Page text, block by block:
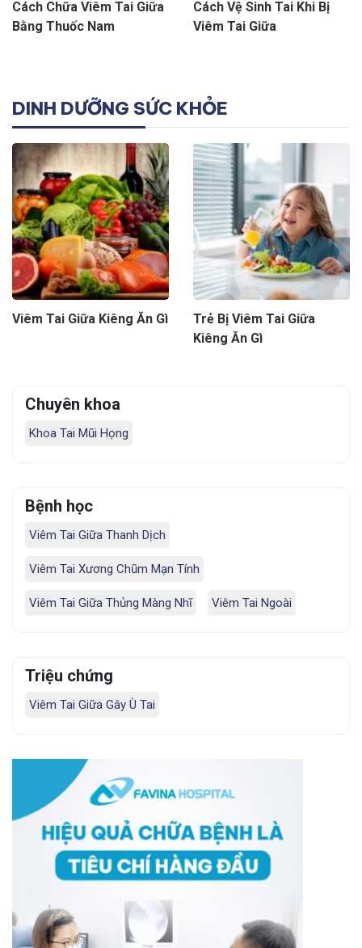
Cách Chữa Viêm Tai Giữa
Bằng Thuốc Nam
Cách Vệ Sinh Tai Khi Bị
Viêm Tai Giữa
DINH DƯỠNG SỨC KHỎE
Viêm Tai Giữa Kiêng Ăn Gì
Trẻ Bị Viêm Tai Giữa
Kiêng Ăn Gì
Chuyên khoa
Khoa Tai Mũi Họng
Bệnh học
Viêm Tai Giữa Thanh Dịch
Viêm Tai Xương Chũm Mạn Tính
Viêm Tai Giữa Thủng Màng Nhĩ Viêm Tai Ngoài
Triệu chứng
Viêm Tai Giữa Gây Ù Tai